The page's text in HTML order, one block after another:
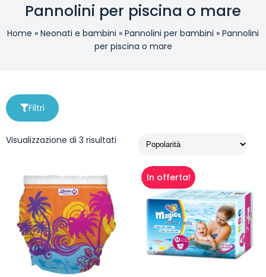
Pannolini per piscina o mare
Home » Neonati e bambini » Pannolini per bambini » Pannolini
per piscina o mare
Filtri
Visualizzazione di 3 risultati
In offerta!